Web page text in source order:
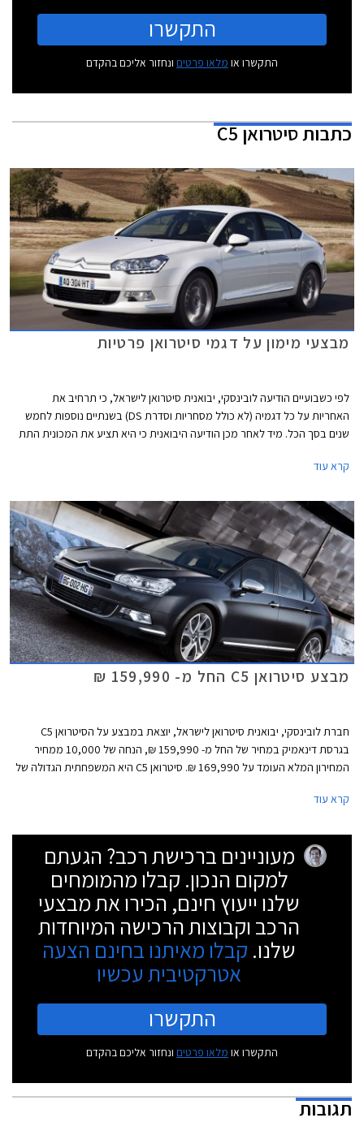
התקשרו
התקשרו או מלאו פרטים ונחזור אליכם בהקדם
כתבותסיטרואן C5
מבצעי מימון על דגמי סיטרואן פרטיות
לפי כשבועיים הודיעה לובינסקי, יבואנית סיטרואן לישראל, כי תרחיב את
האחריות על כל דגמיה (לא כולל מסחריות וסדרת DS) בשנתיים נוספות לחמש
שנים בסך הכל. מיד לאחר מכן הודיעה היבואנית כי היא תציע את המכונית התת
קרא עוד
מבצע סיטרואן C5 החל מ- 159,990 ₪
חברת לובינסקי, יבואנית סיטרואן לישראל, יוצאת במבצע על הסיטרואן C5
בגרסת דינאמיק במחיר של החל מ- 159,990 ₪, הנחה של 10,000 ממחיר
המחירון המלא העומד על 169,990 ₪. סיטרואן C5 היא המשפחתית הגדולה של
הבסיסית.
קרא עוד
מעוניינים ברכישת רכב? הגעתם
למקום הנכון. קבלו מהמומחים
שלנו ייעוץ חינם, הכירו את מבצעי
הרכב וקבוצות הרכישה המיוחדות
שלנו. קבלו מאיתנו בחינם הצעה
אטרקטיבית עכשיו
התקשרו
התקשרו או מלאו פרטים ונחזור אליכם בהקדם
תגובות